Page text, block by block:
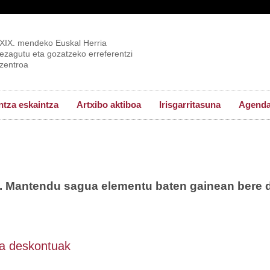
XIX. mendeko Euskal Herria
ezagutu eta gozatzeko erreferentzi
zentroa
eskaintza Artxibo aktiboa Irisgarritasuna
sagua elementu baten gainean bere
deskontuak